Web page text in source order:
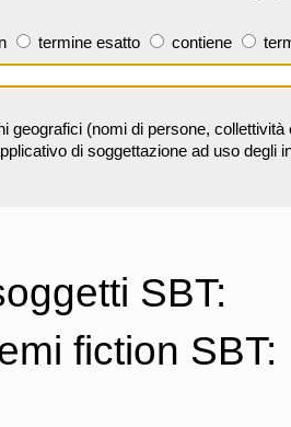
termine esatto contiene
geografici (nomi di persone,
di soggettazione ad uso degli
SBT:
fiction SBT: